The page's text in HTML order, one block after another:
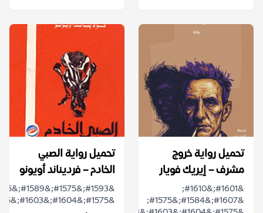
تحميل رواية خروج
مشرف – إيريك فويار
&#1601;&#1610;
&#1607;&#1584;&#1575;
تحميل رواية الصبي
الخادم – فرديناند أويونو
&#1575;&#1604;&#1603;&#1575;&#1605;&#1610;&#...